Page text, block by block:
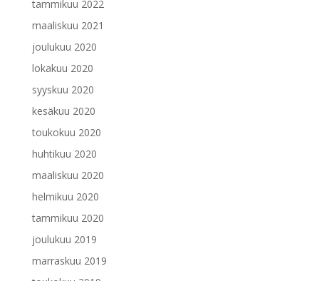
tammikuu 2022
maaliskuu 2021
joulukuu 2020
lokakuu 2020
syyskuu 2020
kesäkuu 2020
toukokuu 2020
huhtikuu 2020
maaliskuu 2020
helmikuu 2020
tammikuu 2020
joulukuu 2019
marraskuu 2019